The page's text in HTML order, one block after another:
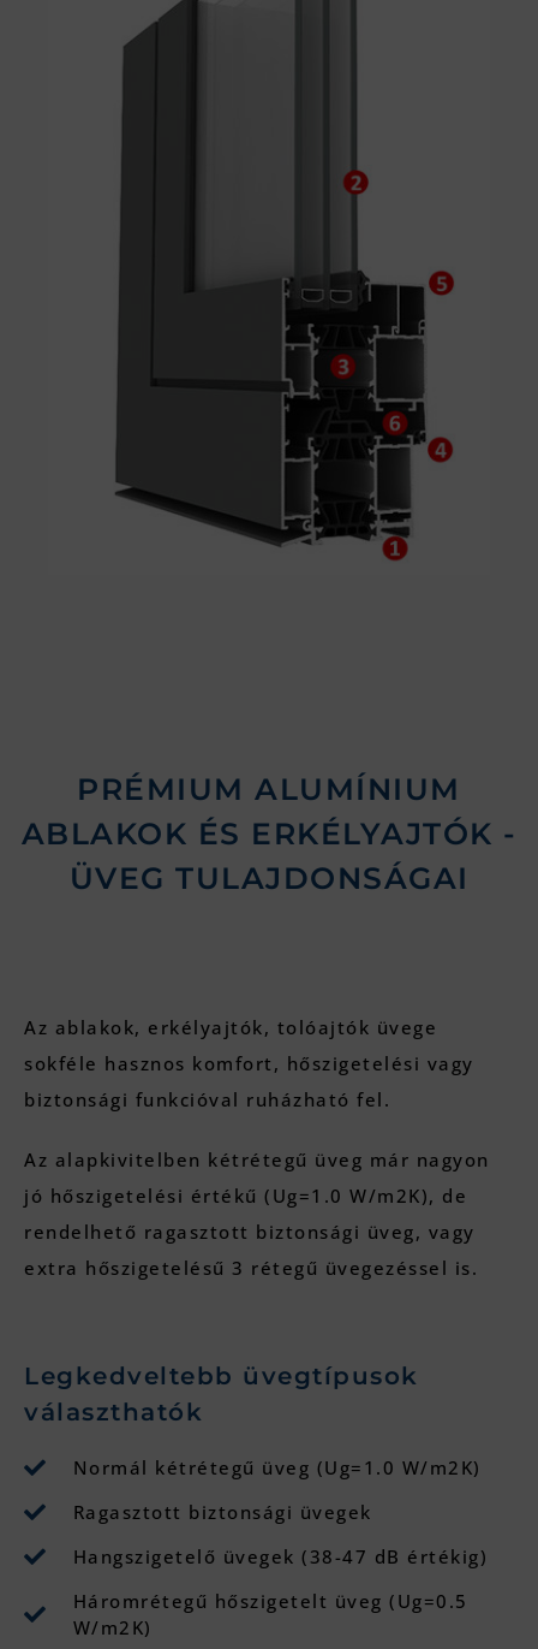
PRÉMIUM ALUMÍNIUM
ABLAKOK ÉS ERKÉLYAJTÓK​ -
ÜVEG TULAJDONSÁGAI
Az ablakok, erkélyajtók, tolóajtók üvege
sokféle hasznos komfort, hőszigetelési vagy
biztonsági funkcióval ruházható fel.
Az alapkivitelben kétrétegű üveg már nagyon
jó hőszigetelési értékű (Ug=1.0 W/m2K), de
rendelhető ragasztott biztonsági üveg, vagy
extra hőszigetelésű 3 rétegű üvegezéssel is.
Legkedveltebb üvegtípusok
választhatók
Normál kétrétegű üveg (Ug=1.0 W/m2K)
Ragasztott biztonsági üvegek
Hangszigetelő üvegek (38-47 dB értékig)
Háromrétegű hőszigetelt üveg (Ug=0.5
W/m2K)